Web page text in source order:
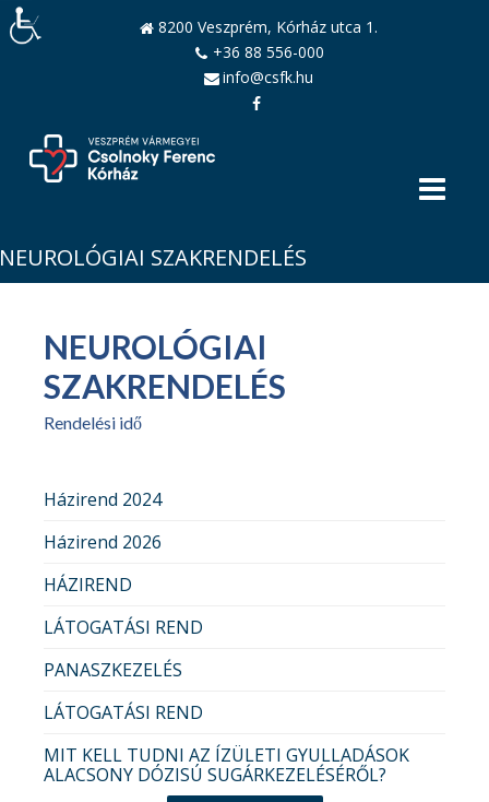
8200 Veszprém, Kórház utca 1.
+36 88 556-000
info@csfk.hu
SZAKRENDELÉS
NEUROLÓGIAI
SZAKRENDELÉS
Rendelési idő
Házirend 2024
Házirend 2026
HÁZIREND
LÁTOGATÁSI REND
PANASZKEZELÉS
LÁTOGATÁSI REND
MIT KELL TUDNI AZ ÍZÜLETI GYULLADÁSOK
ALACSONY DÓZISÚ SUGÁRKEZELÉSÉRŐL?